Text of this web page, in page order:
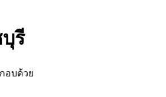
รี
อบด้วย